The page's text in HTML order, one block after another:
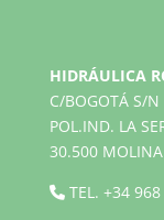
HIDRÁULICA
C/BOGOTÁ S/
POL.IND. LA
30.500 MOLINA
TEL. +34